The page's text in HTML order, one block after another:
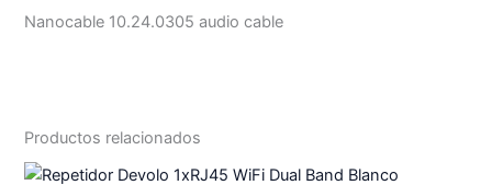
Nanocable 10.24.0305 audio cable
Productos relacionados